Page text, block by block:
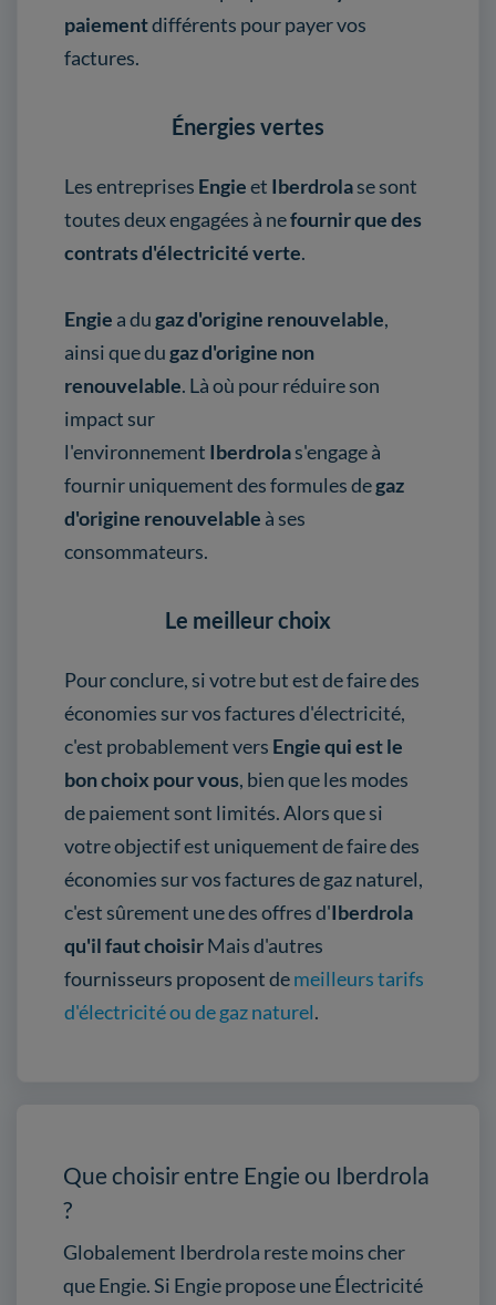
paiementdifférents pour payer vos
factures.
Énergies vertes
Les entreprises Engieet Iberdrolase sont
toutes deux engagées à nefournir que des
contrats d'électricité verte.
Engie a dugaz d'origine renouvelable,
ainsi que dugaz d'origine non
renouvelable. Là où pour réduire son
impact sur
l'environnement Iberdrolas'engage à
fournir uniquement des formules degaz
d'origine renouvelable à ses
consommateurs.
Le meilleur choix
Pour conclure, si votre but est de faire des
économies sur vos factures d'électricité,
c'est probablement vers Engie qui est le
bon choix pour vous, bien que les modes
de paiement sont limités. Alors que si
votre objectif est uniquement de faire des
économies sur vos factures de gaz naturel,
c'est sûrement une des offres d'Iberdrola
qu'il faut choisirMais d'autres
fournisseurs proposent demeilleurs tarifs
d'électricité ou de gaz naturel.
Que choisir entre Engie ou Iberdrola
?
Globalement Iberdrola reste moins cher
que Engie. Si Engie propose une Électricité